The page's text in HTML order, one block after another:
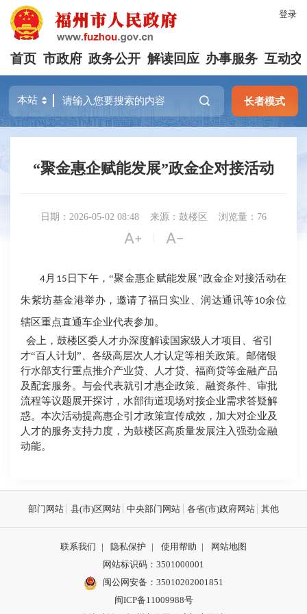
登录
首页 市政府 政务公开 解读回应 办事服务 互动交
长者模式
“聚金惠企赋能发展”政金企对接活动
日期：2026-05-02 08:48 来源：鼓楼区 浏览量：76
 | 
4 月 15 日下午，“聚金惠企赋能发展”政金企对接活动在
朱紫坊基金港举办，邀请了福日实业、润达通讯等10余位
辖区重点直通车企业代表参加。
会上，鼓楼区委人才办深度解读国家级人才项目、省引
才“百人计划”、各级高层次人才认定等相关政策。邮储银
行水部支行重点推介产业贷、人才贷、福商贷等金融产品
及配套服务。与会代表就引才惠企政策、融资条件、审批
流程等议题展开探讨，水部街道现场对接企业需求答疑解
惑。本次活动提高惠企引才政策宣传成效，加大对企业及
人才的服务支持力度，为鼓楼区高质量发展注入强劲金融
动能。
部门网站 县(市)区网站 中央部门网站 各省(市)政府网站 其他
联系我们 | 隐私保护 | 使用帮助 |
网站地图
网站标识码：3501000001
闽公网安备： 35010202001851
闽ICP备11009988号